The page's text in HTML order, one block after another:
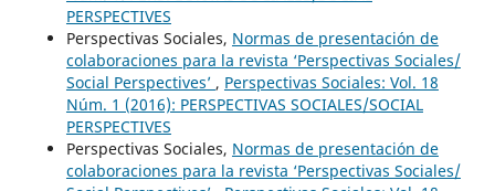
PERSPECTIVES
Perspectivas Sociales, Normas de presentación de
colaboraciones para la revista ‘Perspectivas Sociales/
Social Perspectives’ , Perspectivas Sociales: Vol. 18
Núm. 1 (2016): PERSPECTIVAS SOCIALES/SOCIAL
PERSPECTIVES
Perspectivas Sociales, Normas de presentación de
colaboraciones para la revista ‘Perspectivas Sociales/